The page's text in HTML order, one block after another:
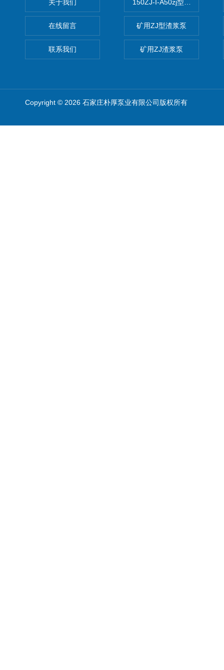
关于我们
在线留言
联系我们
150ZJ-I-A50zj型渣浆泵
矿用ZJ型渣浆泵
矿用ZJ渣浆泵
Copyright © 2026 石家庄朴厚泵业有限公司版权所有